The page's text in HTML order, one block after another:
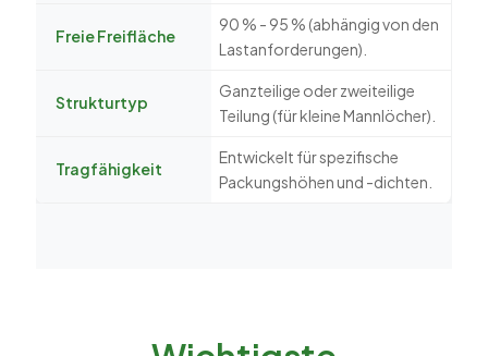
Freie Freifläche
90 % - 95 % (abhängig von den
Lastanforderungen).
Strukturtyp
Ganzteilige oder zweiteilige
Teilung (für kleine Mannlöcher).
Tragfähigkeit
Entwickelt für spezifische
Packungshöhen und -dichten.